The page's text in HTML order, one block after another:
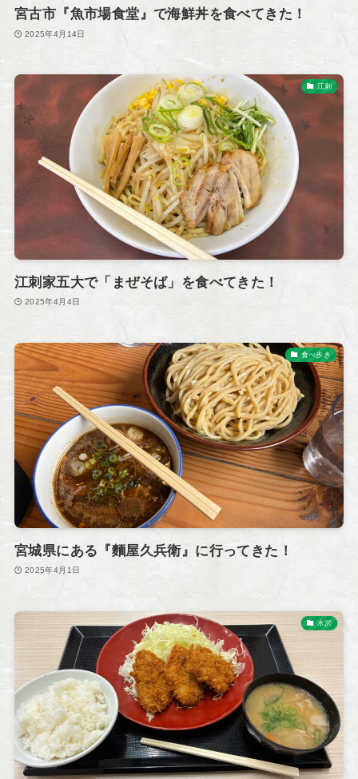
宮古市『魚市場食堂』で海鮮丼を食べてきた！
2025年4月14日
江刺
江刺家五大で「まぜそば」を食べてきた！
2025年4月4日
食べ歩き
宮城県にある『麵屋久兵衛』に行ってきた！
2025年4月1日
水沢